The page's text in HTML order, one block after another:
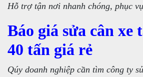
Hỗ trợ tận nơi nhanh chóng, phục
Báo giá sửa cân xe
40 tấn giá rẻ
Qúy doanh nghiệp cần tìm công ty